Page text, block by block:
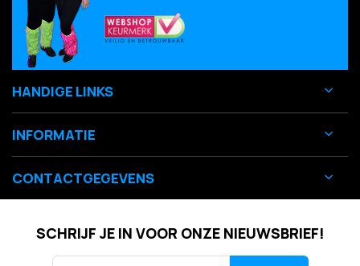
HANDIGE LINKS
INFORMATIE
CONTACTGEGEVENS
SCHRIJF JE IN VOOR ONZE NIEUWSBRIEF!